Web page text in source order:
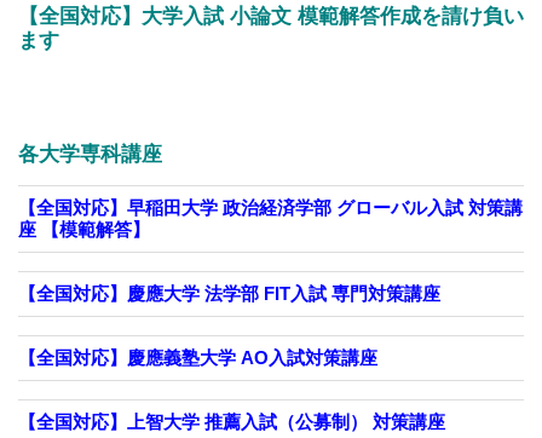
【全国対応】大学入試 小論文 模範解答作成を請け負い
ます
各大学専科講座
【全国対応】早稲田大学 政治経済学部 グローバル入試 対策講
座 【模範解答】
【全国対応】慶應大学 法学部 FIT入試 専門対策講座
【全国対応】慶應義塾大学 AO入試対策講座
【全国対応】上智大学 推薦入試（公募制） 対策講座